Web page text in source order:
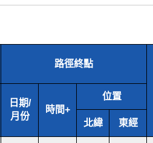
路徑終點
日期/
月份
時間+
位置
北緯 東經